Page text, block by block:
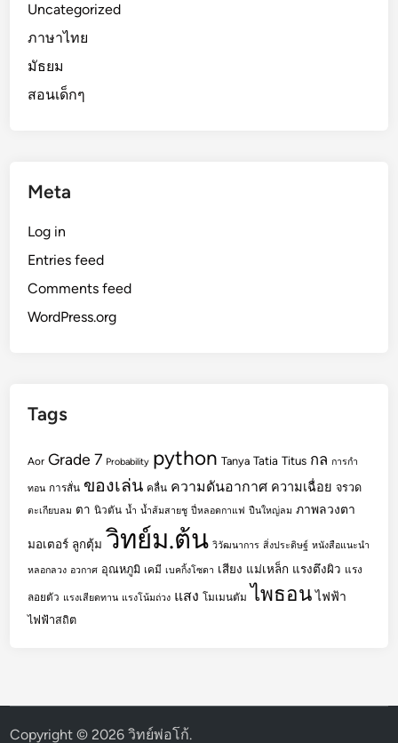
Uncategorized
ภาษาไทย
มัธยม
สอนเด็กๆ
Meta
Log in
Entries feed
Comments feed
WordPress.org
Tags
Aor Grade 7 Probability python Tanya Tatia Titus กล การกำ
ทอน การสั่น ของเล่น คลื่น ความดันอากาศ ความเฉื่อย จรวด
ตะเกียบลม ตา นิวตัน น้ำ น้ำส้มสายชู ปี่หลอดกาแฟ ปืนใหญ่ลม ภาพลวงตา
มอเตอร์ ลูกตุ้ม วิทย์ม.ต้น วิวัฒนาการ สิ่งประดิษฐ์ หนังสือแนะนำ
หลอกลวง อวกาศ อุณหภูมิ เคมี เบคกิ้งโซดา เสียง แม่เหล็ก แรงตึงผิว แรง
ลอยตัว แรงเสียดทาน แรงโน้มถ่วง แสง โมเมนตัม ไพธอน ไฟฟ้า
ไฟฟ้าสถิต
Copyright © 2026วิทย์พ่อโก้.